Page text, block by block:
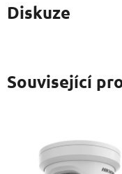
Diskuze
Související